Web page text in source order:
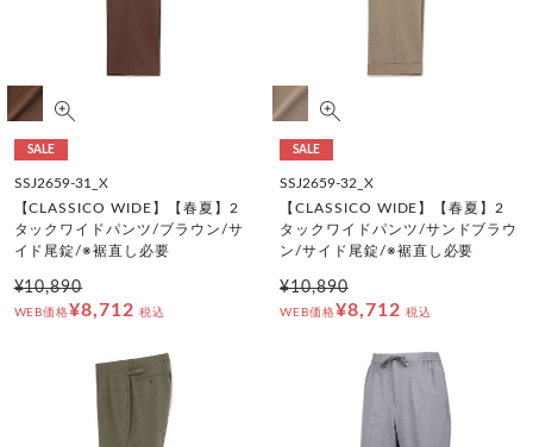
SALE
SSJ2659-31_X
【CLASSICO WIDE】【春夏】2
タックワイドパンツ/ブラウン/サ
イド尾錠/※裾直し必要
¥10,890
WEB価格¥8,712 税込
SALE
SSJ2659-32_X
【CLASSICO WIDE】【春夏】2
タックワイドパンツ/サンドブラウ
ン/サイド尾錠/※裾直し必要
¥10,890
WEB価格¥8,712 税込